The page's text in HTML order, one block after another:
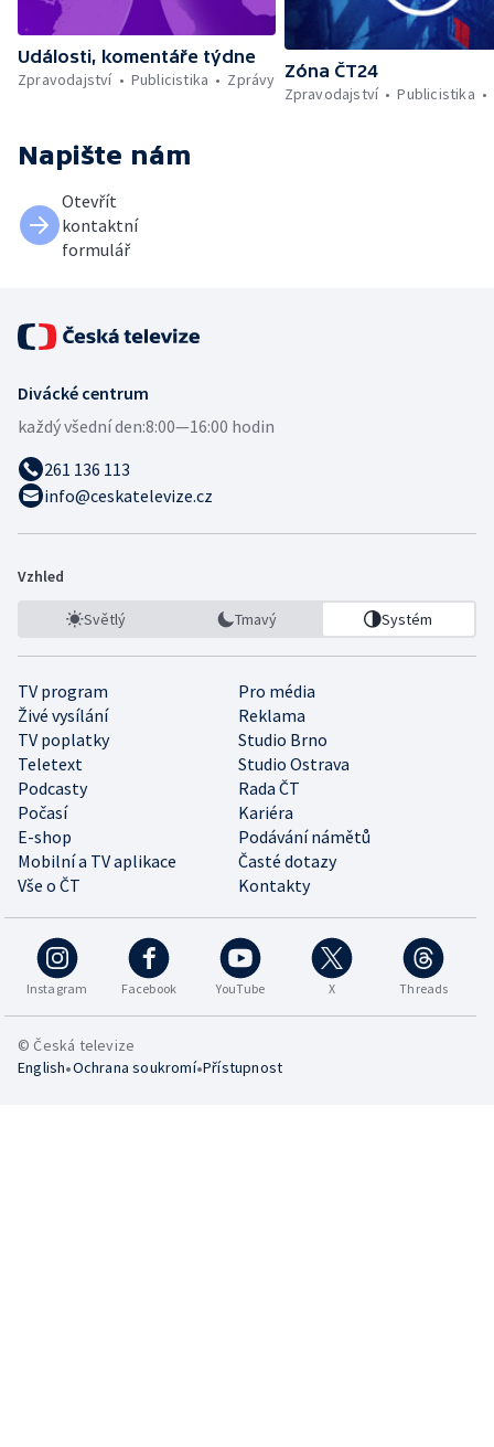
Události, komentáře týdne
Zpravodajství
Publicistika Zprávy Zóna ČT24
Zpravodajství
Publicistika
Napište nám
Otevřít
kontaktní
formulář
Divácké centrum
každý všední den:8:00—16:00 hodin
261 136 113
info@ceskatelevize.cz
Vzhled
Světlý Tmavý Systém
TV program
Pro média
Živé vysílání
Reklama
TV poplatky
Studio Brno
Teletext
Studio Ostrava
Podcasty
Rada ČT
Počasí
Kariéra
E-shop
Podávání námětů
Mobilní a TV aplikace
Časté dotazy
Vše o ČT
Kontakty
Instagram Facebook YouTube X Threads
© Česká televize
English•Ochrana soukromí•Přístupnost